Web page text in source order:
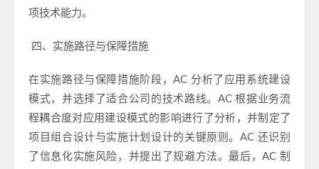
项技术能力。
四、实施路径与保障措施
在实施路径与保障措施阶段，AC 分析了应用系统建设
模式，并选择了适合公司的技术路线。AC 根据业务流
程耦合度对应用建设模式的影响进行了分析，并制定了
项目组合设计与实施计划设计的关键原则。AC 还识别
了信息化实施风险，并提出了规避方法。最后，AC 制